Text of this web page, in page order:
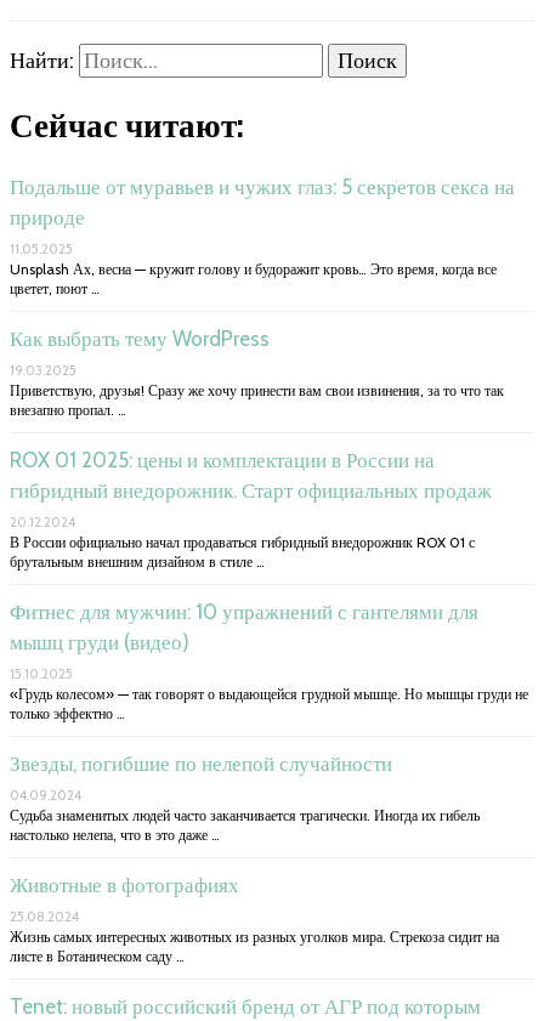
Найти:
Сейчас читают:
Подальше от муравьев и чужих глаз: 5 секретов секса на
природе
11.05.2025
Unsplash Ах, весна — кружит голову и будоражит кровь… Это время, когда все
цветет, поют …
Как выбрать тему WordPress
19.03.2025
Приветствую, друзья! Сразу же хочу принести вам свои извинения, за то что так
внезапно пропал. …
ROX 01 2025: цены и комплектации в России на
гибридный внедорожник. Старт официальных продаж
20.12.2024
В России официально начал продаваться гибридный внедорожник ROX 01 с
брутальным внешним дизайном в стиле …
Фитнес для мужчин: 10 упражнений с гантелями для
мышц груди (видео)
15.10.2025
«Грудь колесом» — так говорят о выдающейся грудной мышце. Но мышцы груди не
только эффектно …
Звезды, погибшие по нелепой случайности
04.09.2024
Судьба знаменитых людей часто заканчивается трагически. Иногда их гибель
настолько нелепа, что в это даже …
Животные в фотографиях
25.08.2024
Жизнь самых интересных животных из разных уголков мира. Стрекоза сидит на
листе в Ботаническом саду …
Tenet: новый российский бренд от АГР под которым